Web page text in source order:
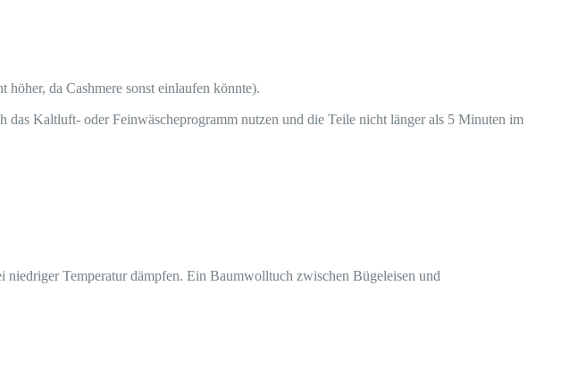
da Cashmere sonst einlaufen könnte).
Kaltluft- oder Feinwäscheprogramm nutzen und die Teile nicht länger als 5 Minuten im
Temperatur dämpfen. Ein Baumwolltuch zwischen Bügeleisen und